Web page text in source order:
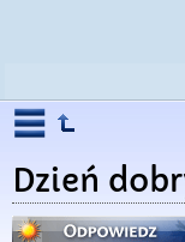
Dzień
Odpowiedz